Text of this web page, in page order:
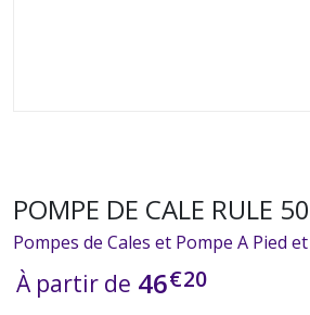
POMPE DE CALE RULE
Pompes de Cales et Pompe A Pied
À partir de 46€20